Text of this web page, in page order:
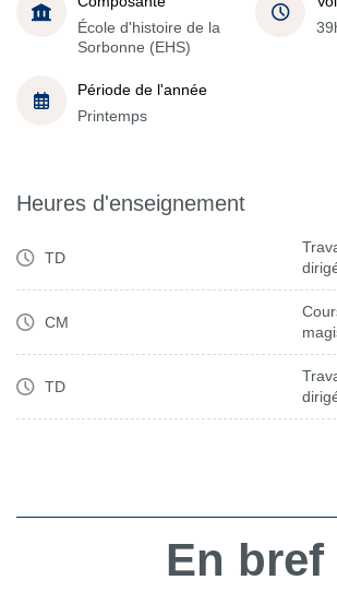
École d'histoire de la
Sorbonne (EHS)
Période de l'année
Printemps
Heures d'enseignement
TD
CM
TD
En bref